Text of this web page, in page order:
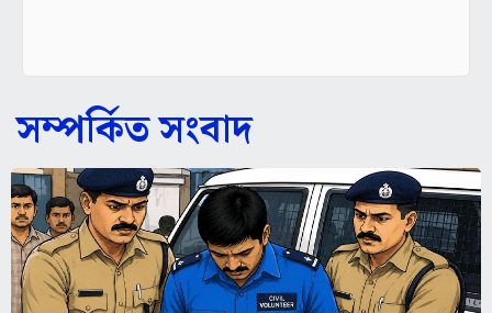
সম্পর্কিত সংবাদ